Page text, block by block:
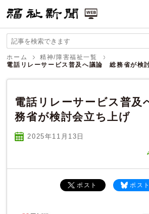
福祉新聞 WEB
ホーム
精神/障害福祉一覧
電話リレーサービス普及へ議論 総務省が検
電話リレーサービス普
務省が検討会立ち上げ
2025年11 月 13 日
ポスト
ポスト